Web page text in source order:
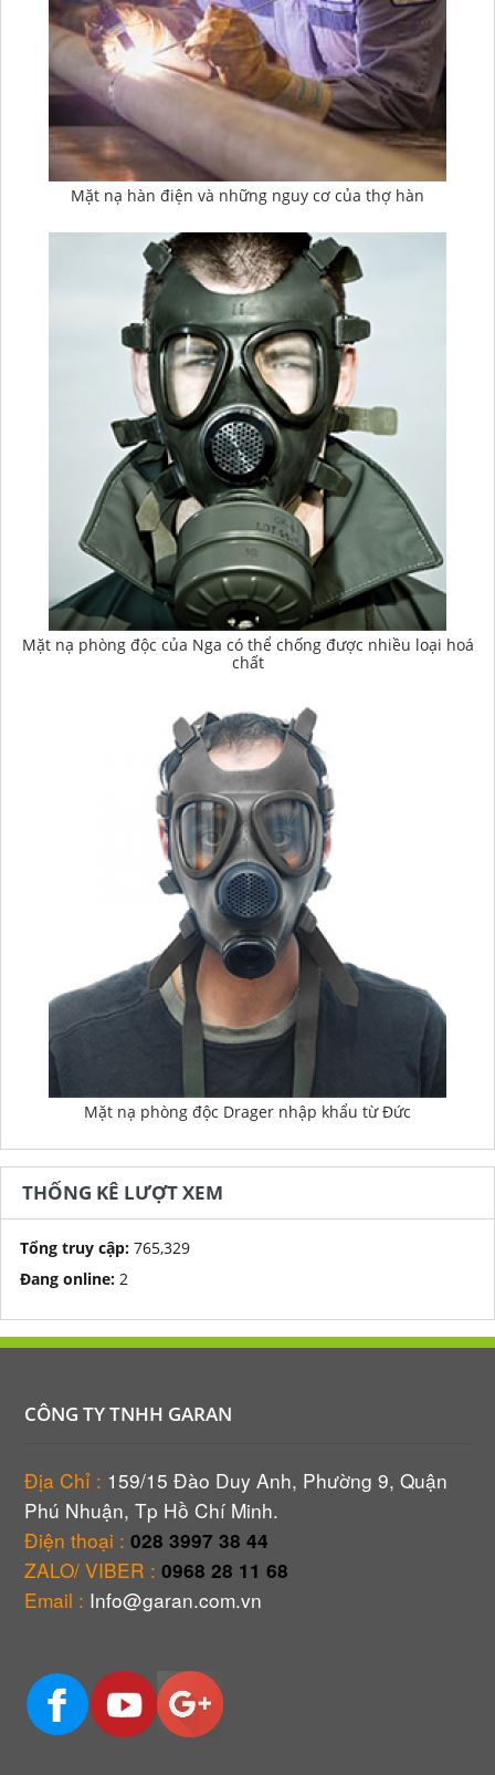
Mặt nạ hàn điện và những nguy cơ của thợ hàn
Mặt nạ phòng độc của Nga có thể chống được nhiều loại hoá
chất
Mặt nạ phòng độc Drager nhập khẩu từ Đức
THỐNG KÊ LƯỢT XEM
Tổng truy cập: 765,329
Đang online: 2
CÔNG TY TNHH GARAN
Địa Chỉ : 159/15 Đào Duy Anh, Phường 9, Quận
Phú Nhuận, Tp Hồ Chí Minh.
Điện thoại : 028 3997 38 44
ZALO/ VIBER : 0968 28 11 68
Email : Info@garan.com.vn